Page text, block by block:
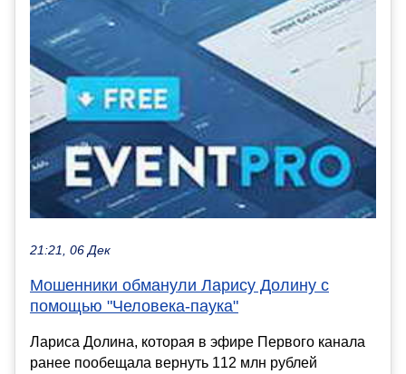
21:21, 06 Дек
Мошенники обманули Ларису Долину с
помощью "Человека-паука"
Лариса Долина, которая в эфире Первого канала
ранее пообещала вернуть 112 млн рублей